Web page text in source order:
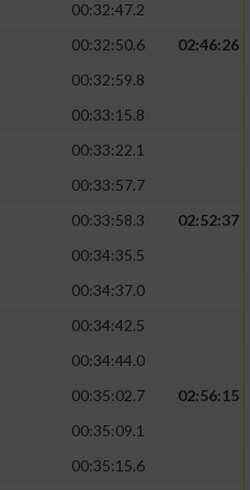
00:32:47.2
00:32:50.6
02:46:26
00:32:59.8
00:33:15.8
00:33:22.1
00:33:57.7
00:33:58.3
02:52:37
00:34:35.5
00:34:37.0
00:34:42.5
00:34:44.0
00:35:02.7
02:56:15
00:35:09.1
00:35:15.6